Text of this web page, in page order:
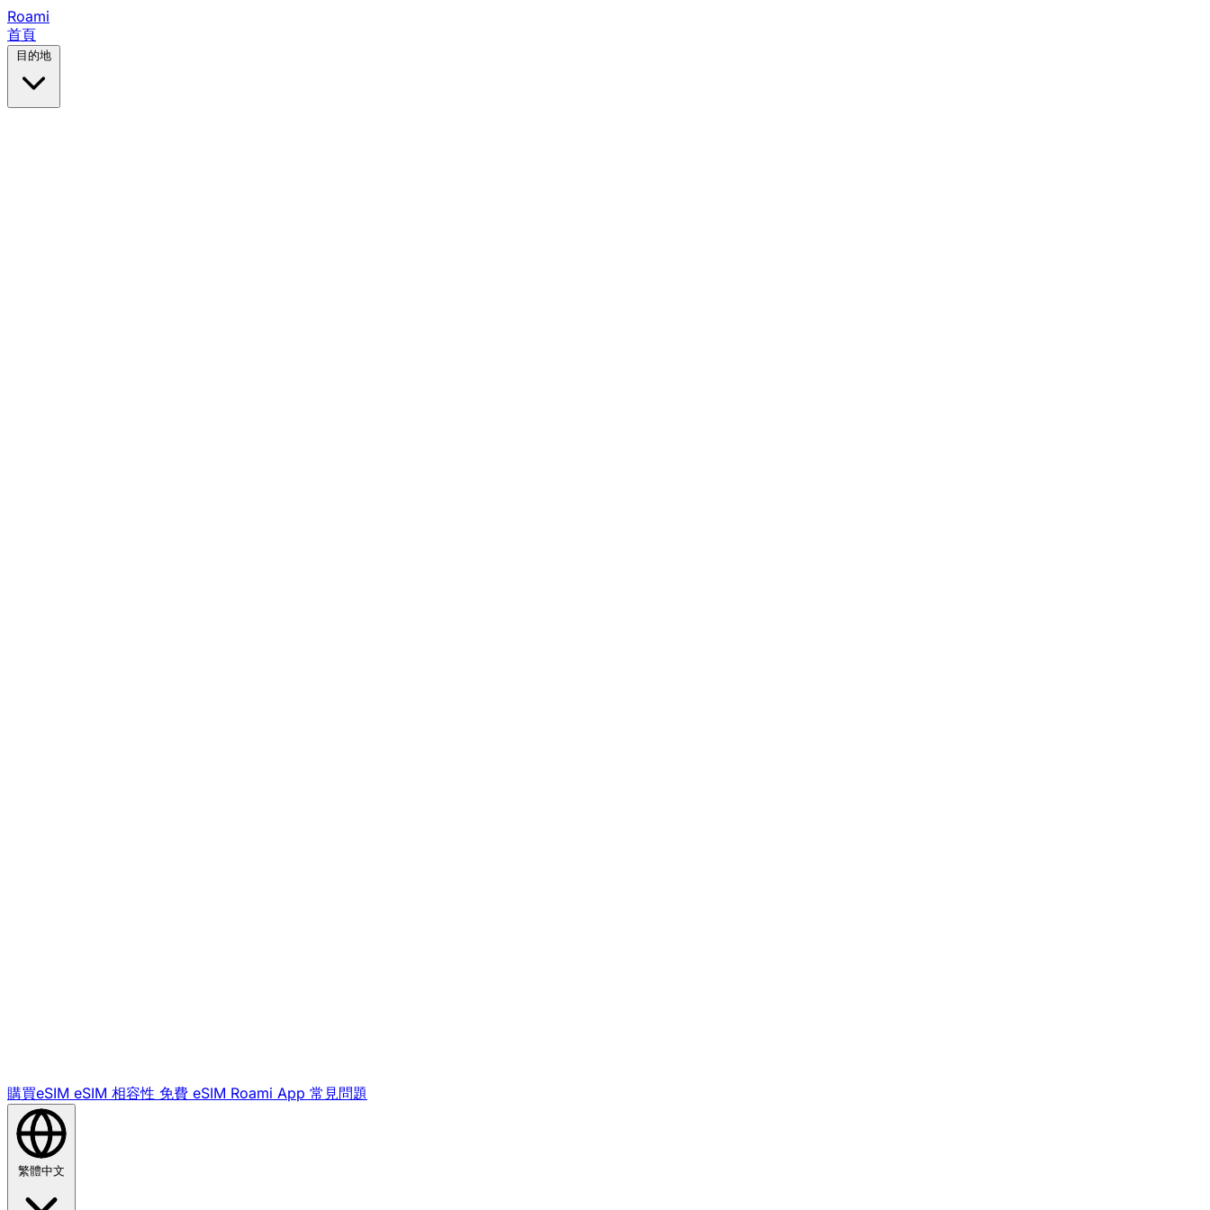
Roami
首頁
目的地
購買eSIM eSIM 相容性 免費 eSIM Roami App 常見問題
繁體中文